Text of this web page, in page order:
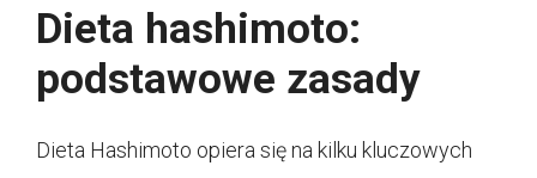
Dieta hashimoto:
podstawowe zasady
Dieta Hashimoto opiera się na kilku kluczowych